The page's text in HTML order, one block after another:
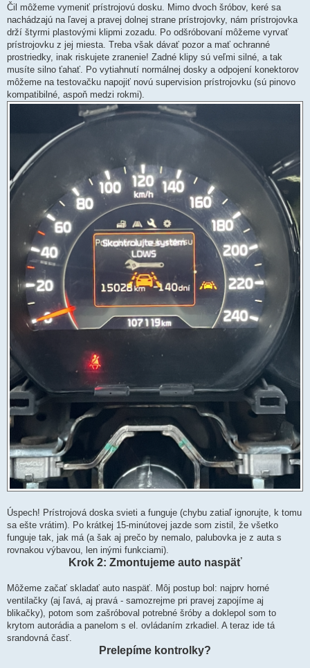
Čil môžeme vymeniť prístrojovú dosku. Mimo dvoch šróbov, keré sa
nachádzajú na ľavej a pravej dolnej strane prístrojovky, nám prístrojovka
drží štyrmi plastovými klipmi zozadu. Po odšróbovaní môžeme vyrvať
prístrojovku z jej miesta. Treba však dávať pozor a mať ochranné
prostriedky, inak riskujete zranenie! Zadné klipy sú veľmi silné, a tak
musíte silno ťahať. Po vytiahnutí normálnej dosky a odpojení konektorov
môžeme na testovačku napojiť novú supervision prístrojovku (sú pinovo
kompatibilné, aspoň medzi rokmi).
Úspech! Prístrojová doska svieti a funguje (chybu zatiaľ ignorujte, k tomu
sa ešte vrátim). Po krátkej 15-minútovej jazde som zistil, že všetko
funguje tak, jak má (a šak aj prečo by nemalo, palubovka je z auta s
rovnakou výbavou, len inými funkciami).
Krok 2: Zmontujeme auto naspäť
Môžeme začať skladať auto naspäť. Môj postup bol: najprv horné
ventilačky (aj ľavá, aj pravá - samozrejme pri pravej zapojíme aj
blikačky), potom som zašróboval potrebné šróby a doklepol som to
krytom autorádia a panelom s el. ovládaním zrkadiel. A teraz ide tá
srandovná časť.
Prelepíme kontrolky?